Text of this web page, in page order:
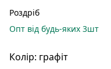
Роздріб
Опт від будь-яких 3шт
Колір: графіт